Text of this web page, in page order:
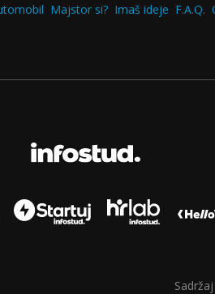
Majstor si? Imaš ideje F.A.Q.